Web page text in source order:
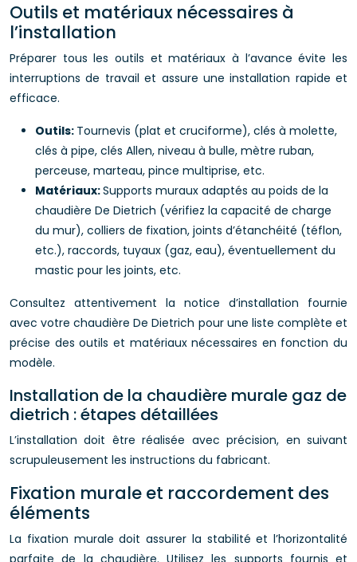
Outils et matériaux nécessaires à
l’installation
Préparer tous les outils et matériaux à l’avance évite les
interruptions de travail et assure une installation rapide et
efficace.
Outils: Tournevis (plat et cruciforme), clés à molette,
clés à pipe, clés Allen, niveau à bulle, mètre ruban,
perceuse, marteau, pince multiprise, etc.
Matériaux:Supports muraux adaptés au poids de la
chaudière De Dietrich (vérifiez la capacité de charge
du mur), colliers de fixation, joints d’étanchéité (téflon,
etc.), raccords, tuyaux (gaz, eau), éventuellement du
mastic pour les joints, etc.
Consultez attentivement la notice d’installation fournie
avec votre chaudière De Dietrich pour une liste complète et
précise des outils et matériaux nécessaires en fonction du
modèle.
Installation de la chaudière murale gaz de
dietrich : étapes détaillées
L’installation doit être réalisée avec précision, en suivant
scrupuleusement les instructions du fabricant.
Fixation murale et raccordement des
éléments
La fixation murale doit assurer la stabilité et l’horizontalité
parfaite de la chaudière. Utilisez les supports fournis et